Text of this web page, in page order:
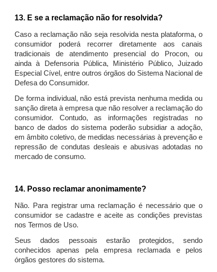
13. E se a reclamação não for resolvida?
Caso a reclamação não seja resolvida nesta plataforma, o
consumidor poderá recorrer diretamente aos canais
tradicionais de atendimento presencial do Procon, ou
ainda à Defensoria Pública, Ministério Público, Juizado
Especial Cível, entre outros órgãos do Sistema Nacional de
Defesa do Consumidor.
De forma individual, não está prevista nenhuma medida ou
sanção direta à empresa que não resolver a reclamação do
consumidor. Contudo, as informações registradas no
banco de dados do sistema poderão subsidiar a adoção,
em âmbito coletivo, de medidas necessárias à prevenção e
repressão de condutas desleais e abusivas adotadas no
mercado de consumo.
14. Posso reclamar anonimamente?
Não. Para registrar uma reclamação é necessário que o
consumidor se cadastre e aceite as condições previstas
nos Termos de Uso.
Seus dados pessoais estarão protegidos, sendo
conhecidos apenas pela empresa reclamada e pelos
órgãos gestores do sistema.